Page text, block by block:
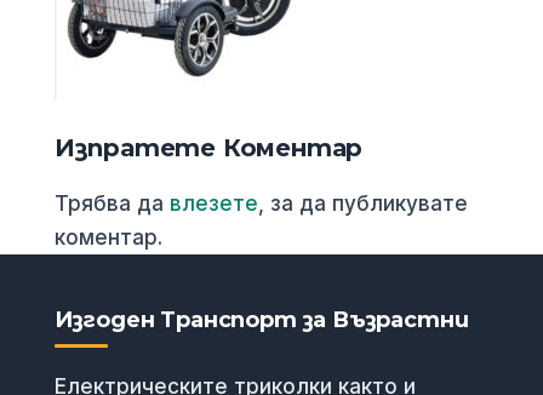
Изпратете Коментар
Трябва да влезете , за да публикувате
коментар.
Изгоден Транспорт за Възрастни
Електрическите триколки както и